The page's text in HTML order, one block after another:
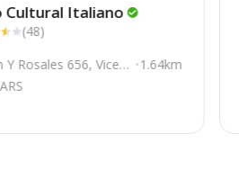
Cultural Italiano
(48)
Rosales 656, Vicen
1.64km